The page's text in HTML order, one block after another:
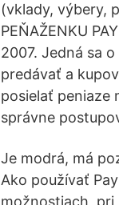
(vklady, výbery,
PEŇAŽENKU
2007. Jedná sa
predávať a
posielať peniaze
správne
Je modrá, má
Ako používať
možnostiach, pri